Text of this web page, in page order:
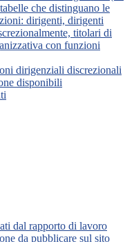
che distinguano le
dirigenti, dirigenti
titolari di
con funzioni
dirigenziali discrezionali
disponibili
dal rapporto di lavoro
da pubblicare sul sito